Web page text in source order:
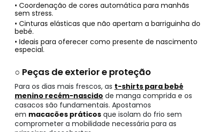
• Coordenação de cores automática para manhãs
sem stress.
• Cinturas elásticas que não apertam a barriguinha do
bebé.
• Ideais para oferecer como presente de nascimento
especial.
○ Peças de exterior e proteção
Para os dias mais frescos, as t-shirts para bebé
menino recém-nascido de manga comprida e os
casacos são fundamentais. Apostamos
em macacões práticos que isolam do frio sem
comprometer a mobilidade necessária para as